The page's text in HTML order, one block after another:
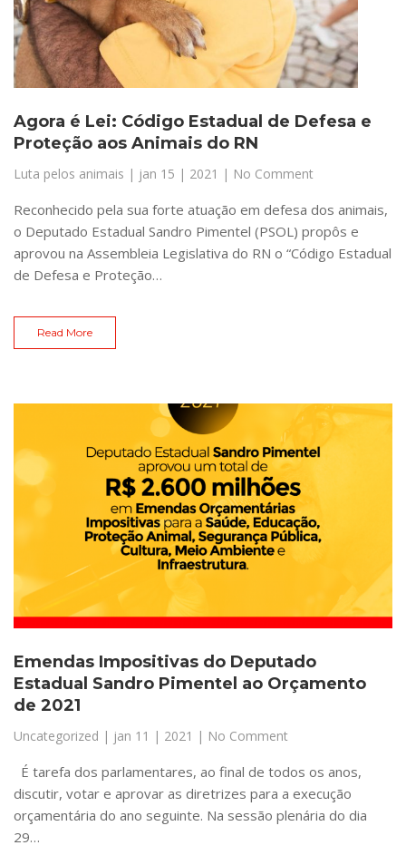
Agora é Lei: Código Estadual de Defesa e
Proteção aos Animais do RN
Luta pelos animais | jan 15 | 2021 | No Comment
Reconhecido pela sua forte atuação em defesa dos animais,
o Deputado Estadual Sandro Pimentel (PSOL) propôs e
aprovou na Assembleia Legislativa do RN o “Código Estadual
de Defesa e Proteção…
Read More
Emendas Impositivas do Deputado
Estadual Sandro Pimentel ao Orçamento
de 2021
Uncategorized | jan 11 | 2021 | No Comment
É tarefa dos parlamentares, ao final de todos os anos,
discutir, votar e aprovar as diretrizes para a execução
orçamentária do ano seguinte. Na sessão plenária do dia
29…